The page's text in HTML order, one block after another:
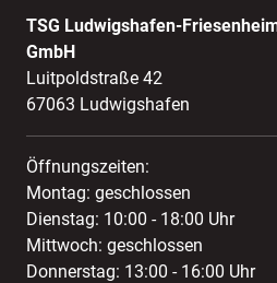
TSG Ludwigshafen-
GmbH
Luitpoldstraße 42
67063 Ludwigshafen
Öffnungszeiten:
Montag: geschlossen
Dienstag: 10:00 - 18:00 Uhr
Mittwoch: geschlossen
Donnerstag: 13:00 - 16:00 Uhr